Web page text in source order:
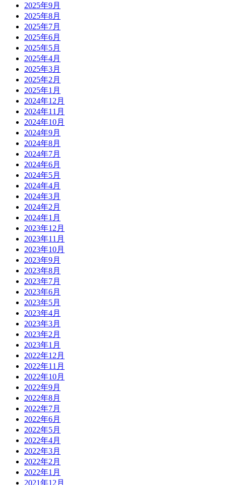
2025年9月
2025年8月
2025年7月
2025年6月
2025年5月
2025年4月
2025年3月
2025年2月
2025年1月
2024年12月
2024年11月
2024年10月
2024年9月
2024年8月
2024年7月
2024年6月
2024年5月
2024年4月
2024年3月
2024年2月
2024年1月
2023年12月
2023年11月
2023年10月
2023年9月
2023年8月
2023年7月
2023年6月
2023年5月
2023年4月
2023年3月
2023年2月
2023年1月
2022年12月
2022年11月
2022年10月
2022年9月
2022年8月
2022年7月
2022年6月
2022年5月
2022年4月
2022年3月
2022年2月
2022年1月
2021年12月